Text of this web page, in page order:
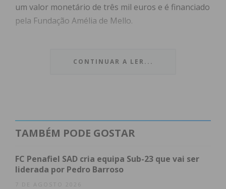
um valor monetário de três mil euros e é financiado
pela Fundação Amélia de Mello.
selecionados com base no seu “desempenho
Maria Clara Mesquita frequentou o Curso
Científico-Humanístico de Ciências
Socioeconómicas, na Escola Secundária de Penafiel
e, atualmente, está no primeiro ano do curso de
Economia, na Faculdade de Economia do Porto.
CONTINUAR A LER...
TAMBÉM PODE GOSTAR
FC Penafiel SAD cria equipa Sub-23 que vai ser
liderada por Pedro Barroso
7 DE AGOSTO 2026